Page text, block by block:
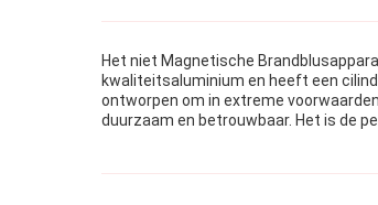
Het niet Magnetische
kwaliteitsaluminium en heeft een
ontworpen om in extreme
duurzaam en betrouwbaar. Het is de